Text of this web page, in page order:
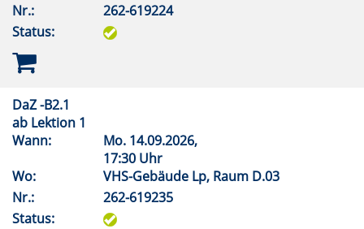
Nr.:
262-619224
Status:
DaZ -B2.1
ab Lektion 1
Wann:
Mo. 14.09.2026,
17:30 Uhr
Wo:
VHS-Gebäude Lp, Raum D.03
Nr.:
262-619235
Status: